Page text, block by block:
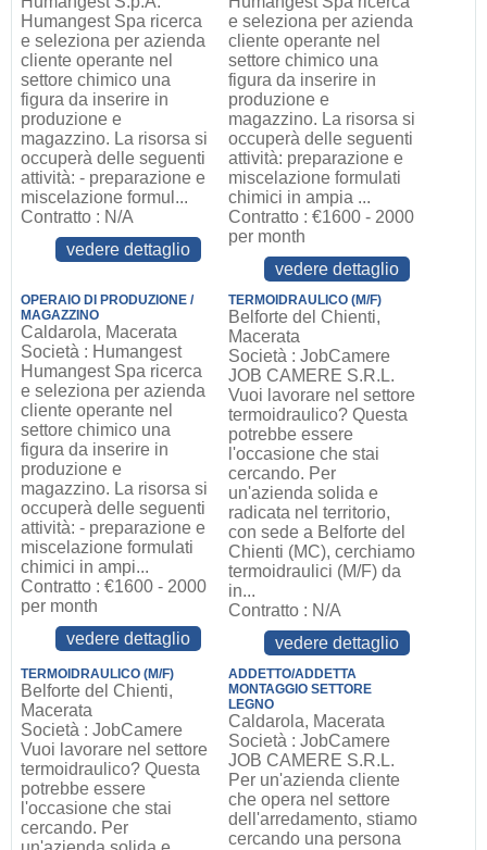
Humangest Spa ricerca
e seleziona per azienda
cliente operante nel
settore chimico una
figura da inserire in
produzione e
magazzino. La risorsa si
occuperà delle seguenti
attività: - preparazione e
miscelazione formul...
Contratto : N/A
vedere dettaglio
e seleziona per azienda
cliente operante nel
settore chimico una
figura da inserire in
produzione e
magazzino. La risorsa si
occuperà delle seguenti
attività: preparazione e
miscelazione formulati
chimici in ampia ...
Contratto : €1600 - 2000
per month
vedere dettaglio
OPERAIO DI PRODUZIONE /
MAGAZZINO
Caldarola, Macerata
Società : Humangest
Humangest Spa ricerca
e seleziona per azienda
cliente operante nel
settore chimico una
figura da inserire in
produzione e
magazzino. La risorsa si
occuperà delle seguenti
attività: - preparazione e
miscelazione formulati
chimici in ampi...
Contratto : €1600 - 2000
per month
vedere dettaglio
TERMOIDRAULICO (M/F)
Belforte del Chienti,
Macerata
Società : JobCamere
JOB CAMERE S.R.L.
Vuoi lavorare nel settore
termoidraulico? Questa
potrebbe essere
l'occasione che stai
cercando. Per
un'azienda solida e
radicata nel territorio,
con sede a Belforte del
Chienti (MC), cerchiamo
termoidraulici (M/F) da
in...
Contratto : N/A
vedere dettaglio
TERMOIDRAULICO (M/F)
Belforte del Chienti,
Macerata
Società : JobCamere
Vuoi lavorare nel settore
termoidraulico? Questa
potrebbe essere
l'occasione che stai
cercando. Per
ADDETTO/ADDETTA
MONTAGGIO SETTORE
LEGNO
Caldarola, Macerata
Società : JobCamere
JOB CAMERE S.R.L.
Per un'azienda cliente
che opera nel settore
dell'arredamento, stiamo
cercando una persona